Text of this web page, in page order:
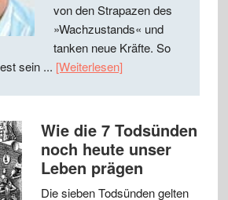
von den Strapazen des
»Wachzustands« und
tanken neue Kräfte. So
sein ... [Weiterlesen]
Wie die 7 Todsünden
noch heute unser
Leben prägen
Die sieben Todsünden gelten